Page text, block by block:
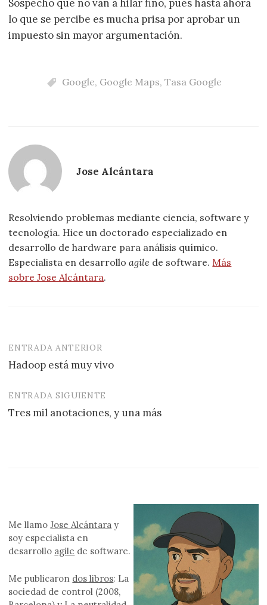
Sospecho que no van a hilar fino, pues hasta ahora
lo que se percibe es mucha prisa por aprobar un
impuesto sin mayor argumentación.
Google, Google Maps, Tasa Google
Jose Alcántara
Resolviendo problemas mediante ciencia, software y
tecnología. Hice un doctorado especializado en
desarrollo de hardware para análisis químico.
Especialista en desarrolloagile de software. Más
sobre Jose Alcántara.
Navegación
de
entradas
ENTRADA ANTERIOR
Hadoop está muy vivo
ENTRADA SIGUIENTE
Tres mil anotaciones, y una más
Me llamoJose Alcántara y
soy especialista en
desarrollo agile de software.
Me publicaron dos libros: La
sociedad de control (2008,